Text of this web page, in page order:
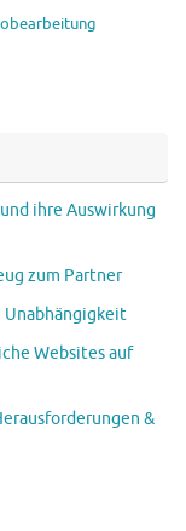
ihre Auswirkung
zum Partner
Unabhängigkeit
Websites auf
&